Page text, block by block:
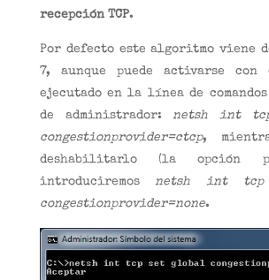
recepción TCP.
Por defecto este algoritmo viene
7, aunque puede activarse con
ejecutado en la línea de comandos
de administrador:netsh int
congestionprovider=ctcp,
deshabilitarlo (la opción
introduciremosnetsh int tcp
congestionprovider=none.